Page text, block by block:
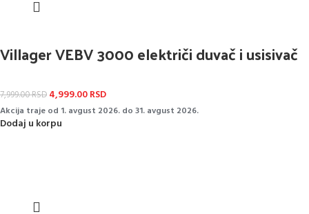
Villager VEBV 3000 električi duvač i usisivač
7,999.00RSD 4,999.00RSD
Akcija traje od 1. avgust 2026. do 31. avgust 2026.
Dodaj u korpu